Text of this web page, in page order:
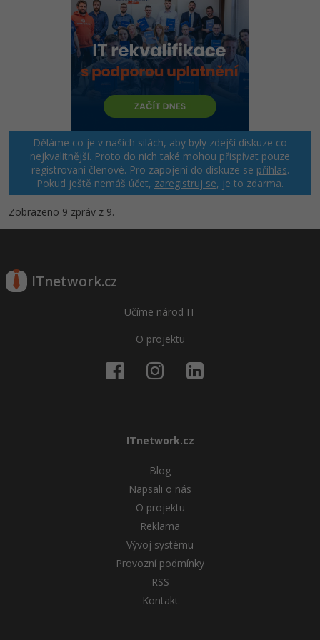
Děláme co je v našich silách, aby byly zdejší diskuze co
nejkvalitnější. Proto do nich také mohou přispívat pouze
registrovaní členové. Pro zapojení do diskuze se přihlas.
Pokud ještě nemáš účet, zaregistruj se, je to zdarma.
Zobrazeno 9 zpráv z 9.
ITnetwork.cz
Učíme národ IT
O projektu
ITnetwork.cz
Blog
Napsali o nás
O projektu
Reklama
Vývoj systému
Provozní podmínky
RSS
Kontakt